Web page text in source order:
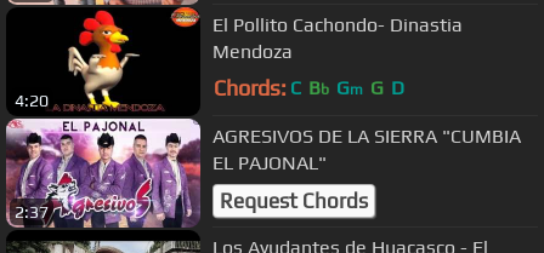
4:20
El Pollito Cachondo- Dinastia
Mendoza
Chords: C Bb Gm G D
2:37
AGRESIVOS DE LA SIERRA "CUMBIA
EL PAJONAL"
Request Chords
Los Ayudantes de Huacasco - El